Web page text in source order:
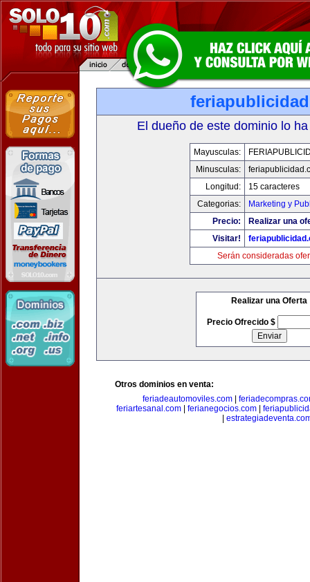
El dueño de este dominio lo
Mayusculas:
Minusculas:
Longitud:
15 caracteres
Categorias:
Marketing y
Precio:
Realizar una
Visitar!
Serán consideradas
Realizar una Oferta
Precio Ofrecido $
Otros dominios en venta:
feriadeautomoviles.com
feriartesanal.com
ferianegocios.com